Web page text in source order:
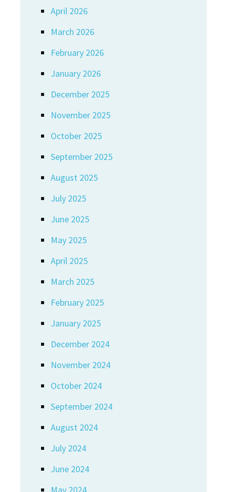
April 2026
March 2026
February 2026
January 2026
December 2025
November 2025
October 2025
September 2025
August 2025
July 2025
June 2025
May 2025
April 2025
March 2025
February 2025
January 2025
December 2024
November 2024
October 2024
September 2024
August 2024
July 2024
June 2024